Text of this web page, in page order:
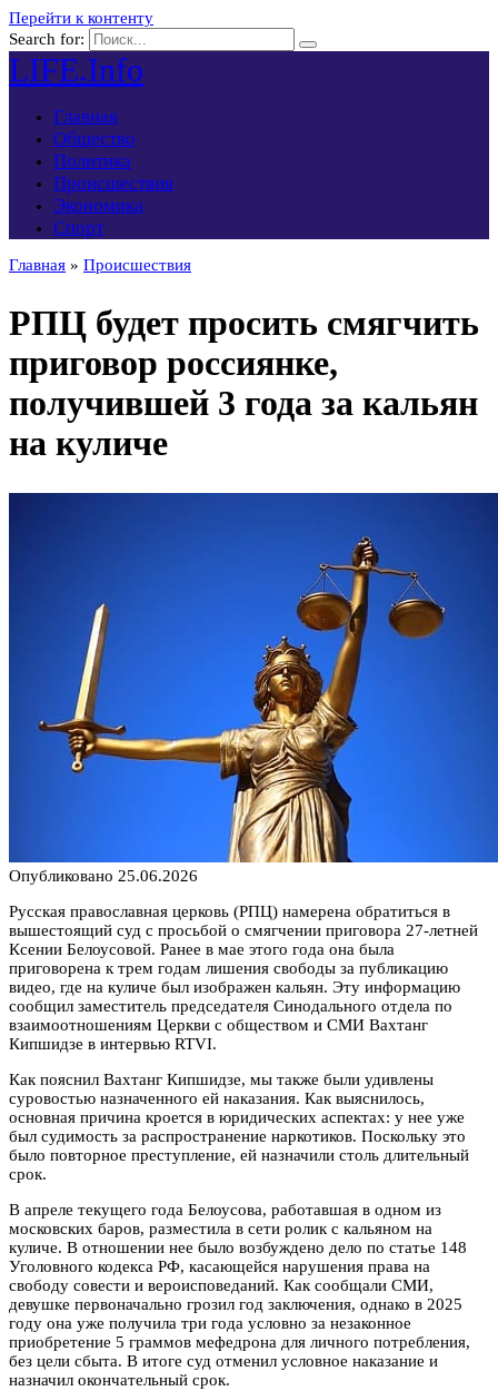
Перейти к контенту
Search for:
LIFE.Info
Главная
Общество
Политика
Происшествия
Экономика
Спорт
Главная » Происшествия
РПЦ будет просить смягчить
приговор россиянке,
получившей 3 года за кальян
на куличе
Опубликовано 25.06.2026
Русская православная церковь (РПЦ) намерена обратиться в
вышестоящий суд с просьбой о смягчении приговора 27-летней
Ксении Белоусовой. Ранее в мае этого года она была
приговорена к трем годам лишения свободы за публикацию
видео, где на куличе был изображен кальян. Эту информацию
сообщил заместитель председателя Синодального отдела по
взаимоотношениям Церкви с обществом и СМИ Вахтанг
Кипшидзе в интервью RTVI.
Как пояснил Вахтанг Кипшидзе, мы также были удивлены
суровостью назначенного ей наказания. Как выяснилось,
основная причина кроется в юридических аспектах: у нее уже
был судимость за распространение наркотиков. Поскольку это
было повторное преступление, ей назначили столь длительный
срок.
В апреле текущего года Белоусова, работавшая в одном из
московских баров, разместила в сети ролик с кальяном на
куличе. В отношении нее было возбуждено дело по статье 148
Уголовного кодекса РФ, касающейся нарушения права на
свободу совести и вероисповеданий. Как сообщали СМИ,
девушке первоначально грозил год заключения, однако в 2025
году она уже получила три года условно за незаконное
приобретение 5 граммов мефедрона для личного потребления,
без цели сбыта. В итоге суд отменил условное наказание и
назначил окончательный срок.